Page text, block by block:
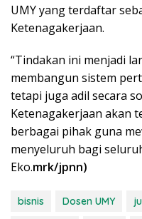
UMY yang terdaftar
Ketenagakerjaan.
“Tindakan ini menjadi
membangun sistem
tetapi juga adil secara
Ketenagakerjaan akan
berbagai pihak guna
menyeluruh bagi
Eko.mrk/jpnn)
bisnis Dosen UMY